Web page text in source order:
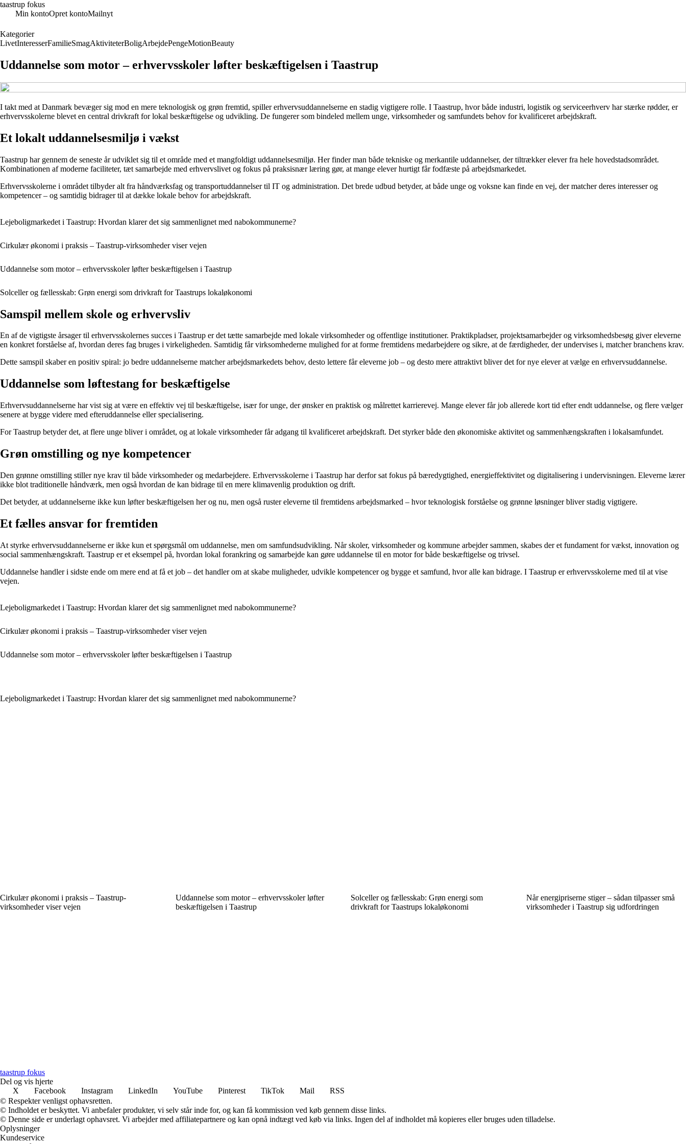
taastrup fokus
Min kontoOpret kontoMailnyt
Kategorier
LivetInteresserFamilieSmagAktiviteterBoligArbejdePengeMotionBeauty
Uddannelse som motor – erhvervsskoler løfter beskæftigelsen i Taastrup
I takt med at Danmark bevæger sig mod en mere teknologisk og grøn fremtid, spiller erhvervsuddannelserne en stadig vigtigere rolle. I Taastrup, hvor både industri, logistik og serviceerhverv har stærke rødder, er
erhvervsskolerne blevet en central drivkraft for lokal beskæftigelse og udvikling. De fungerer som bindeled mellem unge, virksomheder og samfundets behov for kvalificeret arbejdskraft.
Et lokalt uddannelsesmiljø i vækst
Taastrup har gennem de seneste år udviklet sig til et område med et mangfoldigt uddannelsesmiljø. Her finder man både tekniske og merkantile uddannelser, der tiltrækker elever fra hele hovedstadsområdet.
Kombinationen af moderne faciliteter, tæt samarbejde med erhvervslivet og fokus på praksisnær læring gør, at mange elever hurtigt får fodfæste på arbejdsmarkedet.
Erhvervsskolerne i området tilbyder alt fra håndværksfag og transportuddannelser til IT og administration. Det brede udbud betyder, at både unge og voksne kan finde en vej, der matcher deres interesser og
kompetencer – og samtidig bidrager til at dække lokale behov for arbejdskraft.
Lejeboligmarkedet i Taastrup: Hvordan klarer det sig sammenlignet med nabokommunerne?
Cirkulær økonomi i praksis – Taastrup-virksomheder viser vejen
Uddannelse som motor – erhvervsskoler løfter beskæftigelsen i Taastrup
Solceller og fællesskab: Grøn energi som drivkraft for Taastrups lokaløkonomi
Samspil mellem skole og erhvervsliv
En af de vigtigste årsager til erhvervsskolernes succes i Taastrup er det tætte samarbejde med lokale virksomheder og offentlige institutioner. Praktikpladser, projektsamarbejder og virksomhedsbesøg giver eleverne
en konkret forståelse af, hvordan deres fag bruges i virkeligheden. Samtidig får virksomhederne mulighed for at forme fremtidens medarbejdere og sikre, at de færdigheder, der undervises i, matcher branchens krav.
Dette samspil skaber en positiv spiral: jo bedre uddannelserne matcher arbejdsmarkedets behov, desto lettere får eleverne job – og desto mere attraktivt bliver det for nye elever at vælge en erhvervsuddannelse.
Uddannelse som løftestang for beskæftigelse
Erhvervsuddannelserne har vist sig at være en effektiv vej til beskæftigelse, især for unge, der ønsker en praktisk og målrettet karrierevej. Mange elever får job allerede kort tid efter endt uddannelse, og flere vælger
senere at bygge videre med efteruddannelse eller specialisering.
For Taastrup betyder det, at flere unge bliver i området, og at lokale virksomheder får adgang til kvalificeret arbejdskraft. Det styrker både den økonomiske aktivitet og sammenhængskraften i lokalsamfundet.
Grøn omstilling og nye kompetencer
Den grønne omstilling stiller nye krav til både virksomheder og medarbejdere. Erhvervsskolerne i Taastrup har derfor sat fokus på bæredygtighed, energieffektivitet og digitalisering i undervisningen. Eleverne lærer
ikke blot traditionelle håndværk, men også hvordan de kan bidrage til en mere klimavenlig produktion og drift.
Det betyder, at uddannelserne ikke kun løfter beskæftigelsen her og nu, men også ruster eleverne til fremtidens arbejdsmarked – hvor teknologisk forståelse og grønne løsninger bliver stadig vigtigere.
Et fælles ansvar for fremtiden
At styrke erhvervsuddannelserne er ikke kun et spørgsmål om uddannelse, men om samfundsudvikling. Når skoler, virksomheder og kommune arbejder sammen, skabes der et fundament for vækst, innovation og
social sammenhængskraft. Taastrup er et eksempel på, hvordan lokal forankring og samarbejde kan gøre uddannelse til en motor for både beskæftigelse og trivsel.
Uddannelse handler i sidste ende om mere end at få et job – det handler om at skabe muligheder, udvikle kompetencer og bygge et samfund, hvor alle kan bidrage. I Taastrup er erhvervsskolerne med til at vise
vejen.
Lejeboligmarkedet i Taastrup: Hvordan klarer det sig sammenlignet med nabokommunerne?
Cirkulær økonomi i praksis – Taastrup-virksomheder viser vejen
Uddannelse som motor – erhvervsskoler løfter beskæftigelsen i Taastrup
Lejeboligmarkedet i Taastrup: Hvordan klarer det sig sammenlignet med nabokommunerne?
Cirkulær økonomi i praksis – Taastrup-
virksomheder viser vejen
Uddannelse som motor – erhvervsskoler løfter
beskæftigelsen i Taastrup
Solceller og fællesskab: Grøn energi som
drivkraft for Taastrups lokaløkonomi
Når energipriserne stiger – sådan tilpasser små
virksomheder i Taastrup sig udfordringen
taastrup fokus
Del og vis hjerte
X
Facebook Instagram LinkedIn YouTube Pinterest TikTok Mail
RSS
© Respekter venligst ophavsretten.
© Indholdet er beskyttet. Vi anbefaler produkter, vi selv står inde for, og kan få kommission ved køb gennem disse links.
© Denne side er underlagt ophavsret. Vi arbejder med affiliatepartnere og kan opnå indtægt ved køb via links. Ingen del af indholdet må kopieres eller bruges uden tilladelse.
Oplysninger
Kundeservice